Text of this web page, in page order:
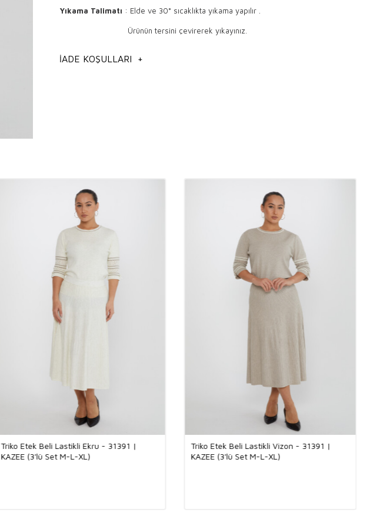
Yıkama Talimatı : Elde ve 30° sıcaklıkta yıkama yapılır .
Ürünün tersini çevirerek yıkayınız.
sağlar. Kış mevsiminde ise kalın kumaşlı etekler, şıklığı korurken sıcak tutar.
Eteklerin çok yönlü yapısı sayesinde, mevsim fark etmeksizin stilinizi
tamamlamanız mümkündür.
Etekler Neden Tercih Edilmelidir?
Etekler, zarafet ve şıklığı bir arada sunan trend parçalardır. Hoş ve elegant bir
görünüm elde etmek isteyen kadınlar için etekler, modanın vazgeçilmezlerinden
biridir. Rahat hareket imkanı sağlaması, eteklerin günlük hayatta da sıkça tercih
edilmesine neden olur. Toptan butiklerde yüksek kaliteli etek modelleri bulmak,
müşterilere şık ve uzun ömürlü seçenekler sunar.
●
Kazee toptan kadın giyim mağazamızın,
toptan satış sitesi Kazee Official'ı ziyaretiniz
İADE KOŞULLARI +
Triko Etek Beli Lastikli Ekru - 31391 |
KAZEE (3'lü Set M-L-XL)
Triko Etek Beli Lastikli Vizon - 31391 |
KAZEE (3'lü Set M-L-XL)